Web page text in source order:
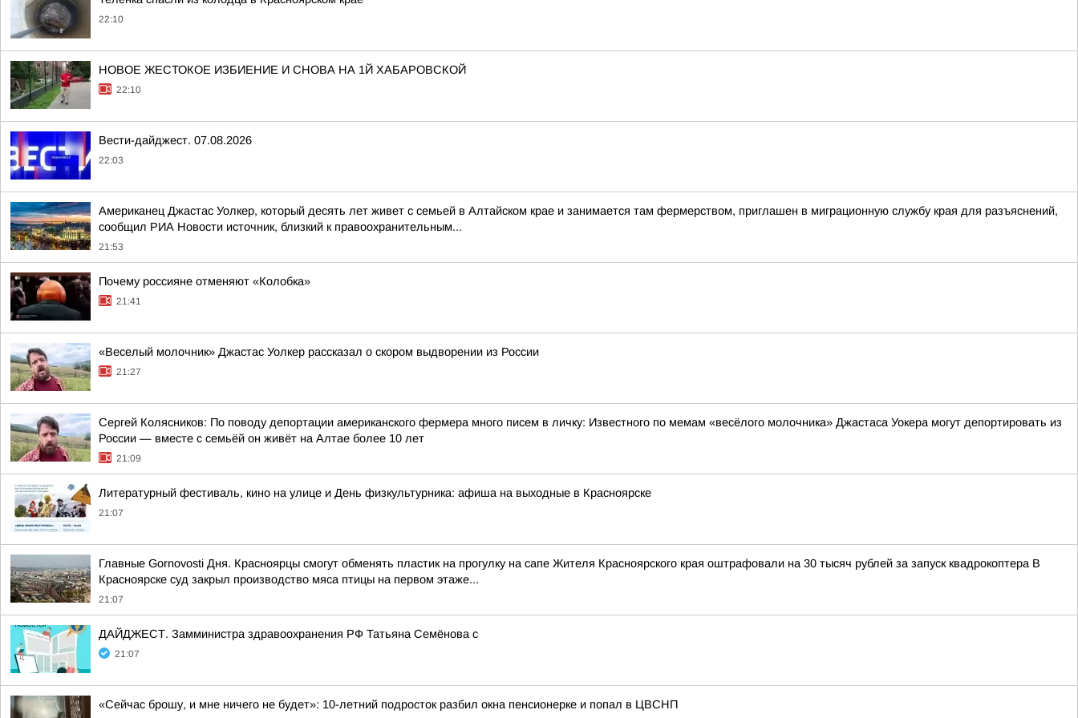
22:10
НОВОЕ ЖЕСТОКОЕ ИЗБИЕНИЕ И СНОВА НА 1Й ХАБАРОВСКОЙ
22:10
Вести-дайджест. 07.08.2026
22:03
Американец Джастас Уолкер, который десять лет живет с семьей в Алтайском крае и занимается там фермерством, приглашен в миграционную службу края для разъяснений,
сообщил РИА Новости источник, близкий к правоохранительным...
21:53
Почему россияне отменяют «Колобка»
21:41
«Веселый молочник» Джастас Уолкер рассказал о скором выдворении из России
21:27
Сергей Колясников: По поводу депортации американского фермера много писем в личку: Известного по мемам «весёлого молочника» Джастаса Уокера могут депортировать из
России — вместе с семьёй он живёт на Алтае более 10 лет
21:09
Литературный фестиваль, кино на улице и День физкультурника: афиша на выходные в Красноярске
21:07
Главные Gornovosti Дня. Красноярцы смогут обменять пластик на прогулку на сапе Жителя Красноярского края оштрафовали на 30 тысяч рублей за запуск квадрокоптера В
Красноярске суд закрыл производство мяса птицы на первом этаже...
21:07
ДАЙДЖЕСТ. Замминистра здравоохранения РФ Татьяна Семёнова с
21:07
«Сейчас брошу, и мне ничего не будет»: 10-летний подросток разбил окна пенсионерке и попал в ЦВСНП